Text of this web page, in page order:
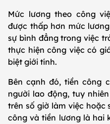
Mức lương theo công
được thấp hơn mức
sự bình đẳng trong việc
thực hiện công việc có
biệt giới tính.
Bên cạnh đó, tiền công
người lao động, tuy
trên số giờ làm việc hoặc
công và tiền lương là hai